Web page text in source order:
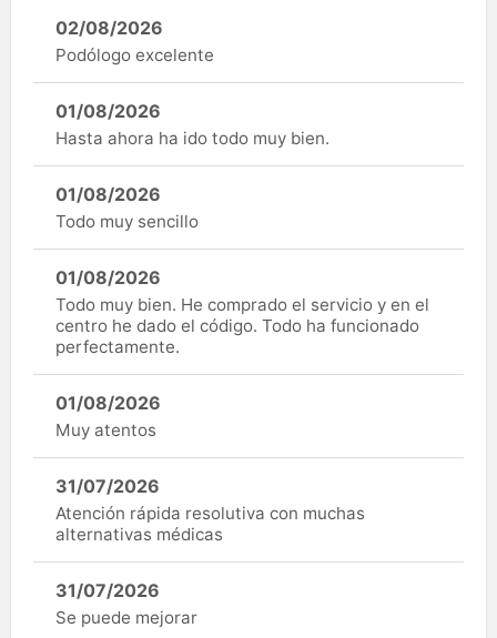
02/08/2026
Podólogo excelente
01/08/2026
Hasta ahora ha ido todo muy bien.
01/08/2026
Todo muy sencillo
01/08/2026
Todo muy bien. He comprado el servicio y en el
centro he dado el código. Todo ha funcionado
perfectamente.
01/08/2026
Muy atentos
31/07/2026
Atención rápida resolutiva con muchas
alternativas médicas
31/07/2026
Se puede mejorar